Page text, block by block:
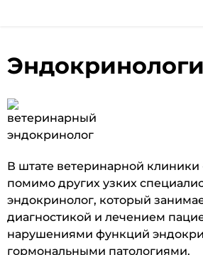
В штате ветеринарной клиники
помимо других узких
эндокринолог, который
диагностикой и лечением
нарушениями функций
гормональными патологиями.